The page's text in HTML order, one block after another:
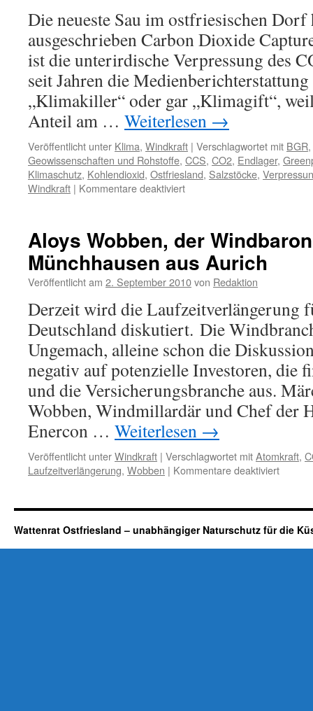
Die neueste Sau im ostfriesischen Dorf
ausgeschrieben Carbon Dioxide
ist die unterirdische Verpressung des
seit Jahren die
„Klimakiller“ oder gar „Klimagift“,
Anteil am … Weiterlesen →
Veröffentlicht unter Klima, Windkraft | Verschlagwortet mit BGR,
Geowissenschaften und Rohstoffe, CCS, CO2, Endlager,
Klimaschutz, Kohlendioxid, Ostfriesland, Salzstöcke,
Windkraft | Kommentare deaktiviertfür
heißer
Luft:
CO2-
Endlager
Ostfriesland?
Aloys Wobben, der
Münchhausen aus Aurich
Veröffentlicht am 2. September 2010von Redaktion
Derzeit wird die Laufzeitverlängerung
Deutschland diskutiert. Die
Ungemach, alleine schon die
negativ auf potenzielle Investoren, die
und die Versicherungsbranche aus.
Wobben, Windmillardär und Chef der
Enercon … Weiterlesen →
Veröffentlicht unterWindkraft | Verschlagwortet mitAtomkraft,
Laufzeitverlängerung, Wobben | Kommentare deaktiviertfür
der
Wattenrat Ostfriesland – unabhängiger Naturschutz für die